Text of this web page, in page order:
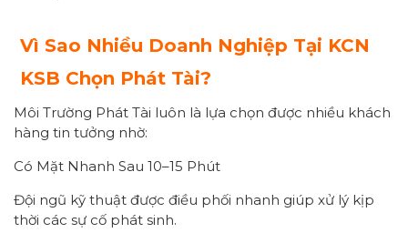
Vì Sao Nhiều Doanh Nghiệp Tại KCN
KSB Chọn Phát Tài?
Môi Trường Phát Tài luôn là lựa chọn được nhiều khách
hàng tin tưởng nhờ:
Có Mặt Nhanh Sau 10–15 Phút
Đội ngũ kỹ thuật được điều phối nhanh giúp xử lý kịp
thời các sự cố phát sinh.